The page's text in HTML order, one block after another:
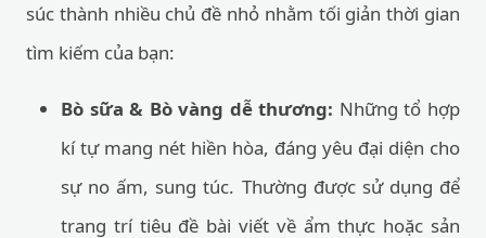
súc thành nhiều chủ đề nhỏ nhằm tối giản thời gian
tìm kiếm của bạn:
Bò sữa & Bò vàng dễ thương: Những tổ hợp
kí tự mang nét hiền hòa, đáng yêu đại diện cho
sự no ấm, sung túc. Thường được sử dụng để
trang trí tiêu đề bài viết về ẩm thực hoặc sản